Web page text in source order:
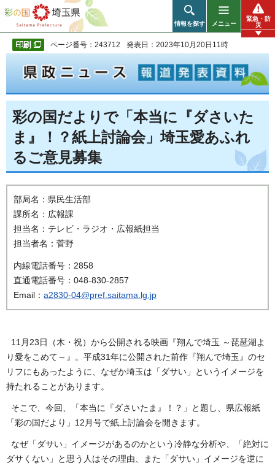
彩の国 埼玉県
情報を探す メニュー
緊急・防
災
ページ番号：243712 発表日：2023年10月20日11時
彩の国だよりで「本当に『ダさいた
ま』！？紙上討論会」埼玉愛あふれ
るご意見募集
部局名：県民生活部
課所名：広報課
担当名：テレビ・ラジオ・広報紙担当
担当者名：菅野
内線電話番号：2858
直通電話番号：048-830-2857
Email： a2830-04@pref.saitama.lg.jp
11月23日（木・祝）から公開される映画『翔んで埼玉 ～琵琶湖よ
り愛をこめて～』。平成31年に公開された前作『翔んで埼玉』のセ
リフにもあったように、なぜか埼玉は「ダサい」というイメージを
持たれることがあります。
そこで、今回、「本当に『ダさいたま』！？」と題し、県広報紙
「彩の国だより」12月号で紙上討論会を開きます。
なぜ「ダサい」イメージがあるのかという冷静な分析や、「絶対に
ダサくない」と思う人はその理由、また「ダサい」イメージを逆に